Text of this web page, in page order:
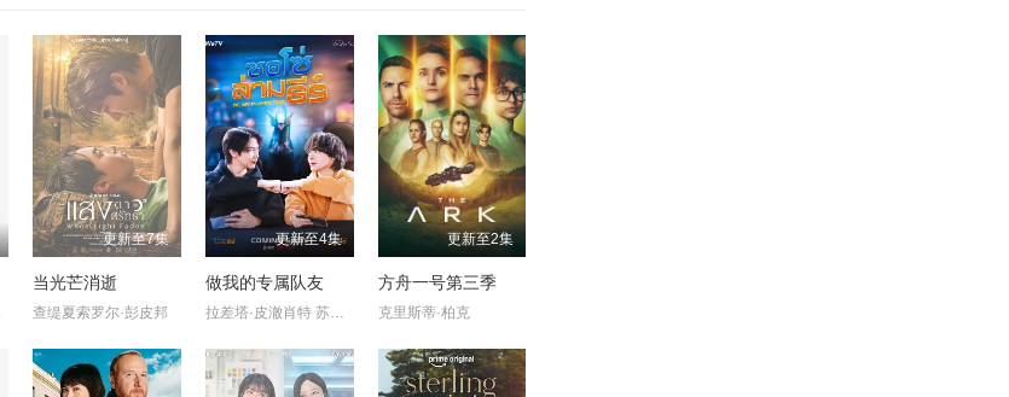
更新至7集
当光芒消逝
查缇夏索罗尔·彭皮邦
更新至4集
做我的专属队友
拉差塔·皮澈肖特 苏拉德·皮凌瓦 乔提帕·苏拉萨瓦 纳缇萨勘·
更新至2集
方舟一号第三季
克里斯蒂·柏克